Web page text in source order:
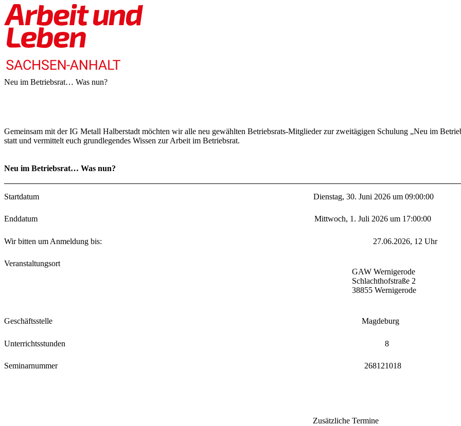
Neu im Betriebsrat… Was nun?
Gemeinsam mit der IG Metall Halberstadt möchten wir alle neu gewählten Betriebsrats-Mitglieder zur zweitägigen Schulung „Neu im
statt und vermittelt euch grundlegendes Wissen zur Arbeit im Betriebsrat.
Neu im Betriebsrat… Was nun?
Startdatum Dienstag, 30. Juni 2026 um 09:00:00
Enddatum Mittwoch, 1. Juli 2026 um 17:00:00
Wir bitten um Anmeldung bis: 27.06.2026, 12 Uhr
Veranstaltungsort
GAW Wernigerode
Schlachthofstraße 2
38855 Wernigerode
Geschäftsstelle Magdeburg
Unterrichtsstunden 8
Seminarnummer 268121018
Zusätzliche Termine